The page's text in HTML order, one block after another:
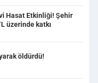
Hasat Etkinliği! Şehir
üzerinde katkı
öldürdü!